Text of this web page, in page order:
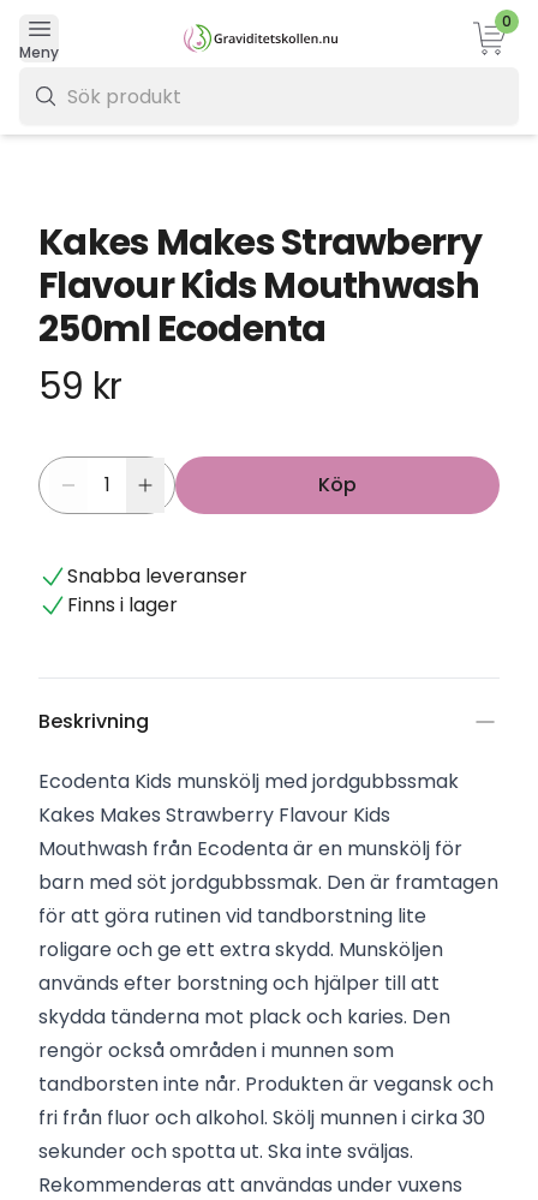
Meny
0
Kakes Makes Strawberry
Flavour Kids Mouthwash
250ml Ecodenta
59 kr
Köp
Snabba leveranser
Finns i lager
Beskrivning
Ecodenta Kids munskölj med jordgubbssmak
Kakes Makes Strawberry Flavour Kids
Mouthwash från Ecodenta är en munskölj för
barn med söt jordgubbssmak. Den är framtagen
för att göra rutinen vid tandborstning lite
roligare och ge ett extra skydd. Munsköljen
används efter borstning och hjälper till att
skydda tänderna mot plack och karies. Den
rengör också områden i munnen som
tandborsten inte når. Produkten är vegansk och
fri från fluor och alkohol. Skölj munnen i cirka 30
sekunder och spotta ut. Ska inte sväljas.
Rekommenderas att användas under vuxens